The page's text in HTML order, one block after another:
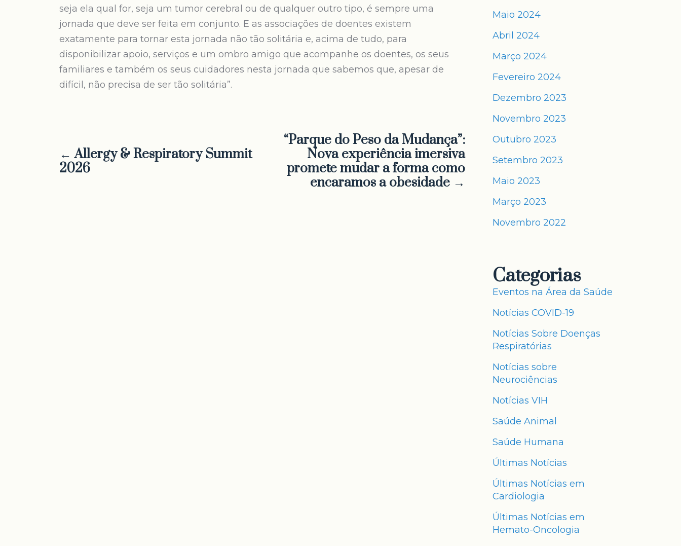
seja ela qual for, seja um tumor cerebral ou de qualquer outro tipo, é sempre uma
jornada que deve ser feita em conjunto. E as associações de doentes existem
exatamente para tornar esta jornada não tão solitária e, acima de tudo, para
disponibilizar apoio, serviços e um ombro amigo que acompanhe os doentes, os seus
familiares e também os seus cuidadores nesta jornada que sabemos que, apesar de
difícil, não precisa de ser tão solitária”.
← Allergy & Respiratory Summit
2026
“Parque do Peso da Mudança”:
Nova experiência imersiva
promete mudar a forma como
encaramos a obesidade →
Maio 2024
Abril 2024
Março 2024
Fevereiro 2024
Dezembro 2023
Novembro 2023
Outubro 2023
Setembro 2023
Maio 2023
Março 2023
Novembro 2022
Categorias
Eventos na Área da Saúde
Notícias COVID-19
Notícias Sobre Doenças
Respiratórias
Notícias sobre
Neurociências
Notícias VIH
Saúde Animal
Saúde Humana
Últimas Notícias
Últimas Notícias em
Cardiologia
Últimas Notícias em
Hemato-Oncologia